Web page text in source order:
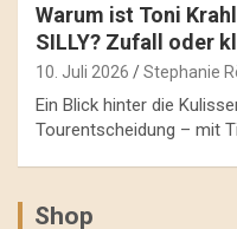
Warum ist Toni
SILLY? Zufall oder
10. Juli 2026 Stephanie
Ein Blick hinter die
Tourentscheidung – mit
Shop